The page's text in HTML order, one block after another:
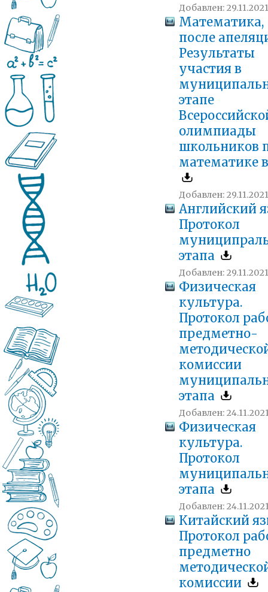
Добавлен: 29.11.2021
Математика,
после
Результаты
участия в
этапе
олимпиады
школьников
математике в
Добавлен: 29.11.2021
Английский
Протокол
этапа
Добавлен: 29.11.2021
Физическая
культура.
Протокол
предметно-
комиссии
этапа
Добавлен:
Физическая
культура.
Протокол
этапа
Добавлен:
Китайский
Протокол
предметно
комиссии